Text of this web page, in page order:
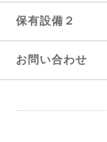
保有設備２
お問い合わせ